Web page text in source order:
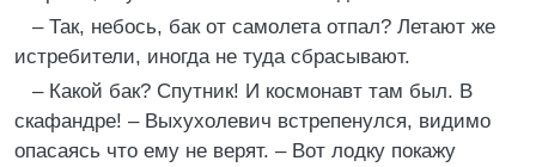
– Так, небось, бак от самолета отпал? Летают же
истребители, иногда не туда сбрасывают.
– Какой бак? Спутник! И космонавт там был. В
скафандре! – Выхухолевич встрепенулся, видимо
опасаясь что ему не верят. – Вот лодку покажу